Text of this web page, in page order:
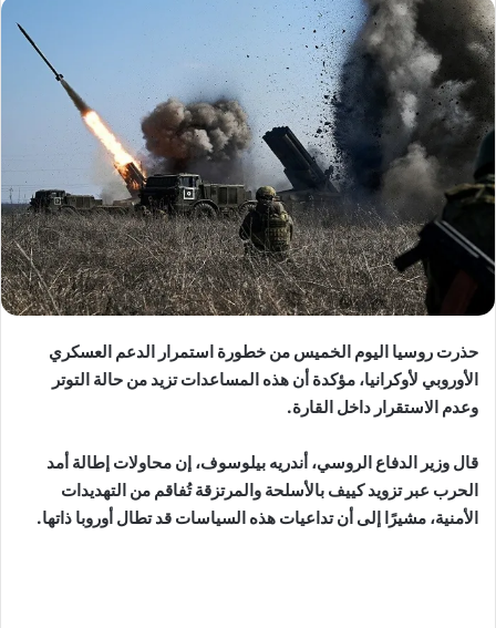
حذرت روسيا اليوم الخميس من خطورة استمرار الدعم العسكري
الأوروبي لأوكرانيا، مؤكدة أن هذه المساعدات تزيد من حالة التوتر
وعدم الاستقرار داخل القارة.
قال وزير الدفاع الروسي، أندريه بيلوسوف، إن محاولات إطالة أمد
الحرب عبر تزويد كييف بالأسلحة والمرتزقة تُفاقم من التهديدات
الأمنية، مشيرًا إلى أن تداعيات هذه السياسات قد تطال أوروبا ذاتها.